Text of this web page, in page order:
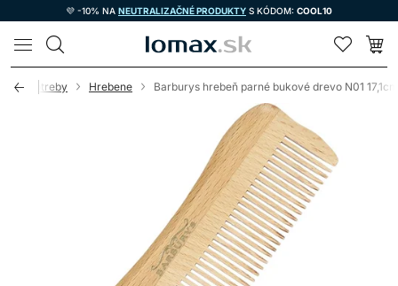
💜 -10% NA NEUTRALIZAČNÉ PRODUKTY S KÓDOM: COOL10
LOMAX
potreby Hrebene Barburys hrebeň parné bukové drevo N01 17,1cm